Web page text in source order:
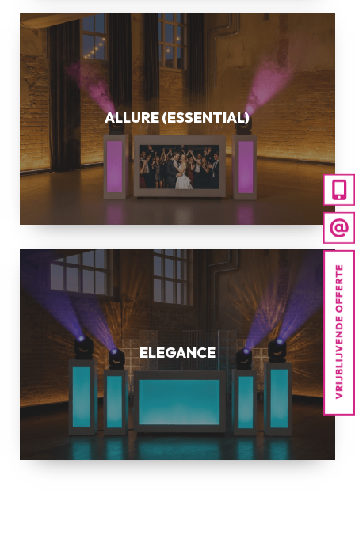
ALLURE (ESSENTIAL)
ALLURE
(ESSENTIAL)
ELEGANCE
ELEGANCE